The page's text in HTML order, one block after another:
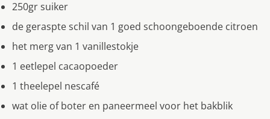
250gr suiker
de geraspte schil van 1 goed schoongeboende citroen
het merg van 1 vanillestokje
1 eetlepel cacaopoeder
1 theelepel nescafé
wat olie of boter en paneermeel voor het bakblik